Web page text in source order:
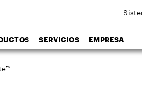
SERVICIOS EMPRESA